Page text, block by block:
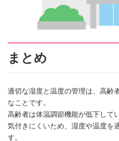
まとめ
適切な湿度と温度の管理は、高齢
なことです。
高齢者は体温調節機能が低下して
気付きにくいため、湿度や温度を
す。